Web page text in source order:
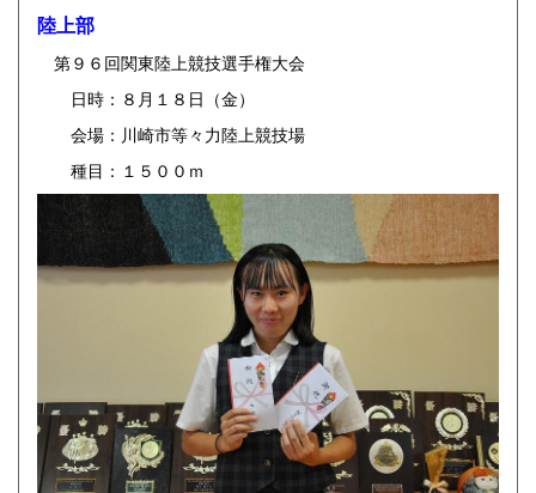
陸上部
第９６回関東陸上競技選手権大会
日時：８月１８日（金）
会場：川崎市等々力陸上競技場
種目：１５００ｍ